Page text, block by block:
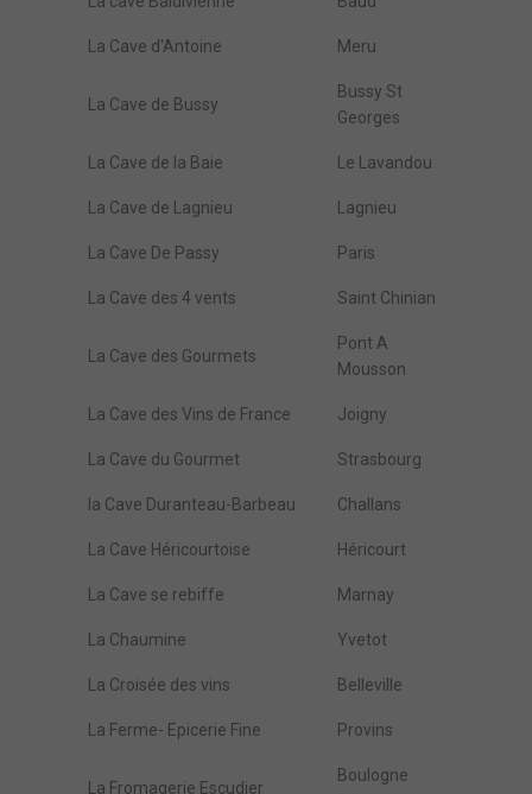
La Cave d'Antoine Meru
La Cave de Bussy
Bussy St
Georges
La Cave de la Baie Le Lavandou
La Cave de Lagnieu Lagnieu
La Cave De Passy Paris
La Cave des 4 vents Saint Chinian
La Cave des Gourmets
Pont A
Mousson
La Cave des Vins de France Joigny
La Cave du Gourmet Strasbourg
la Cave Duranteau-Barbeau Challans
La Cave Héricourtoise Héricourt
La Cave se rebiffe Marnay
La Chaumine Yvetot
La Croisée des vins Belleville
La Ferme- Epicerie Fine Provins
La Fromagerie Escudier
Boulogne